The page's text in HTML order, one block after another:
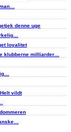
denne uge
loyalitet
klubberne milliarder…
vildt